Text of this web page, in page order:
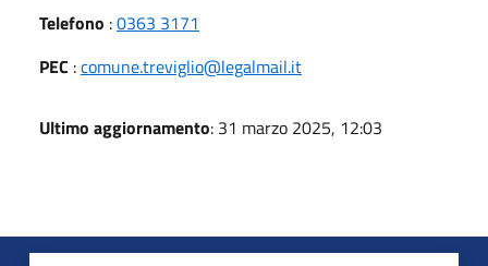
Telefono :0363 3171
PEC :comune.treviglio@legalmail.it
Ultimo aggiornamento: 31 marzo 2025, 12:03